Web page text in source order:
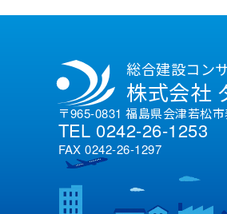
総合建設コン
株式会社
〒965-0831 福島県会津若松
TEL 0242-26-1253
FAX 0242-26-1297